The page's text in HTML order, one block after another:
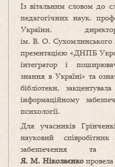
Із вітальним словом до
педагогічних наук,
України,
ім. В. О. Сухомлинського
презентацією «ДНПБ
інтегратор і
знання в Україні» та
бібліотеки,
інформаційному
психології.
Для учасників
науковий
забезпечення та
Я. М. Ніколаєнкопровела